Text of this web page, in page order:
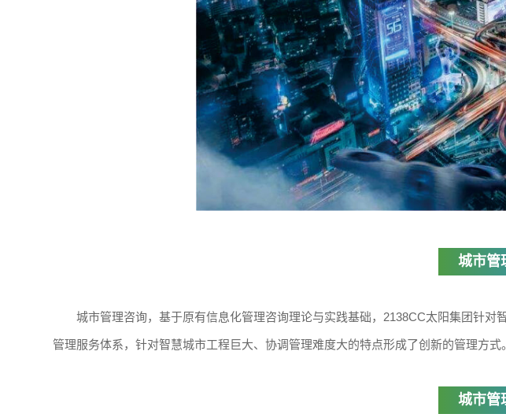
城市管
城市管理咨询，基于原有信息化管理咨询理论与实践基础，2138CC太阳集团针
管理服务体系，针对智慧城市工程巨大、协调管理难度大的特点形成了创新的管理方式。
城市管